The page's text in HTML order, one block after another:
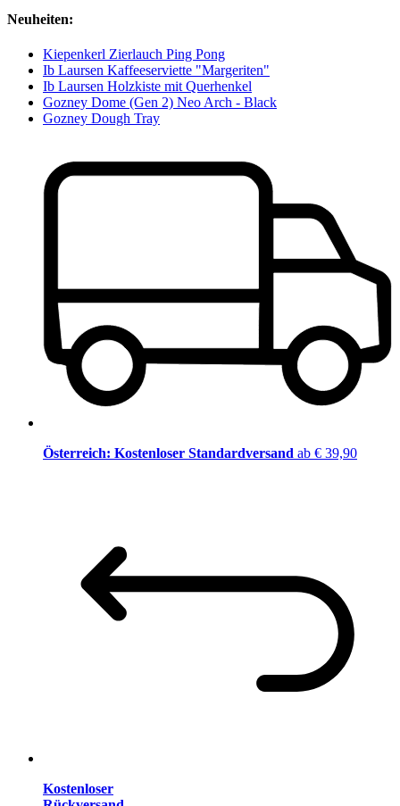
Neuheiten:
Kiepenkerl Zierlauch Ping Pong
Ib Laursen Kaffeeserviette "Margeriten"
Ib Laursen Holzkiste mit Querhenkel
Gozney Dome (Gen 2) Neo Arch - Black
Gozney Dough Tray
Österreich: Kostenloser Standardversand ab € 39,90
Kostenloser